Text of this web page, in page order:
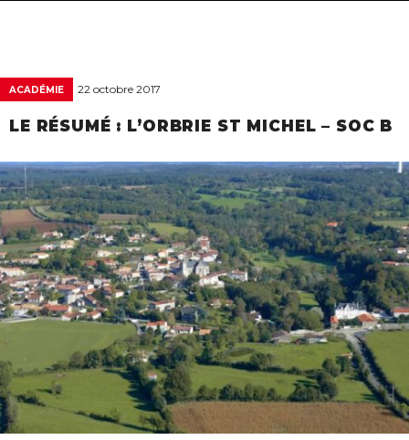
ACADÉMIE 22 octobre 2017
LE RÉSUMÉ : L’ORBRIE ST MICHEL – SOC B